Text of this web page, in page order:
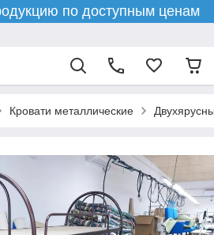
по доступным ценам
Кровати металлические